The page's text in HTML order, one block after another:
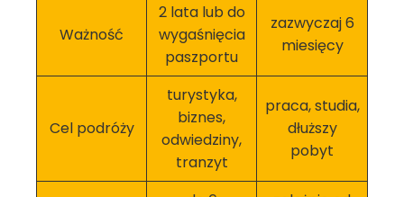
Ważność
2 lata lub do
wygaśnięcia
paszportu
zazwyczaj 6
miesięcy
Cel podróży
turystyka,
biznes,
odwiedziny,
tranzyt
praca, studia,
dłuższy
pobyt